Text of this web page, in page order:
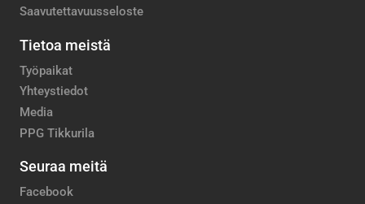
Saavutettavuusseloste
Tietoa meistä
Työpaikat
Yhteystiedot
Media
PPG Tikkurila
Seuraa meitä
Facebook